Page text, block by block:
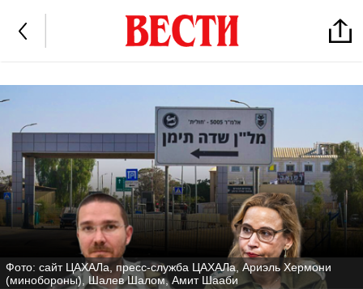
Фото: сайт ЦАХАЛа, пресс-служба ЦАХАЛа, Ариэль Хермони
(минобороны), Шалев Шалом, Амит Шааби